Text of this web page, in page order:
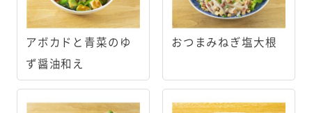
アボカドと青菜のゆ
ず醤油和え
おつまみねぎ塩大根